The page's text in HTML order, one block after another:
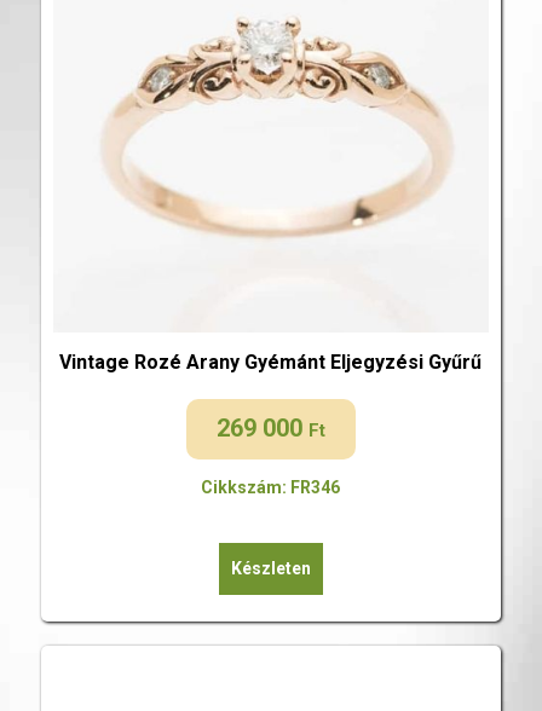
Vintage Rozé Arany Gyémánt Eljegyzési Gyűrű
269 000 Ft
Cikkszám: FR346
Készleten